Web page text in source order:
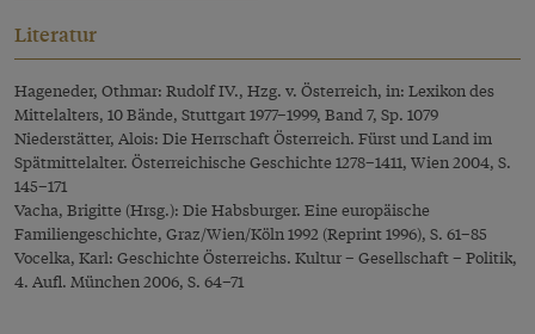
Literatur
Hageneder, Othmar: Rudolf IV., Hzg. v. Österreich, in: Lexikon des
Mittelalters, 10 Bände, Stuttgart 1977–1999, Band 7, Sp. 1079
Niederstätter, Alois: Die Herrschaft Österreich. Fürst und Land im
Spätmittelalter. Österreichische Geschichte 1278–1411, Wien 2004, S.
145–171
Vacha, Brigitte (Hrsg.): Die Habsburger. Eine europäische
Familiengeschichte, Graz/Wien/Köln 1992 (Reprint 1996), S. 61–85
Vocelka, Karl: Geschichte Österreichs. Kultur – Gesellschaft – Politik,
4. Aufl. München 2006, S. 64–71